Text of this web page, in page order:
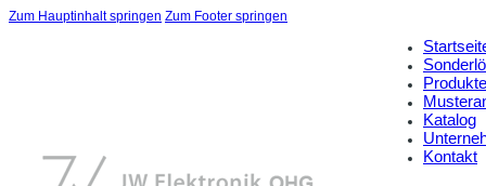
Zum Hauptinhalt springen Zum Footer springen
Produkte
Katalog
Kontakt